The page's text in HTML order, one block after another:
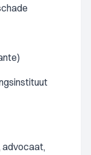
advocaat,